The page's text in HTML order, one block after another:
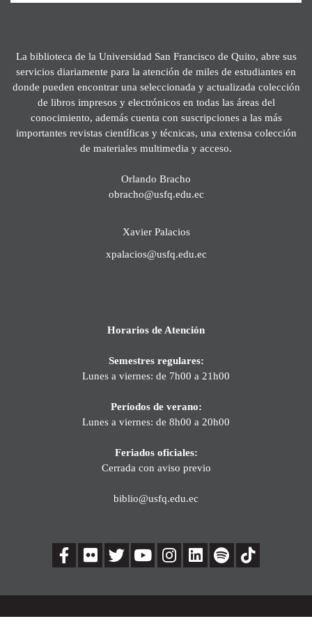
La biblioteca de la Universidad San Francisco de Quito, abre sus
servicios diariamente para la atención de miles de estudiantes en
donde pueden encontrar una seleccionada y actualizada colección
de libros impresos y electrónicos en todas las áreas del
conocimiento, además cuenta con suscripciones a las más
importantes revistas científicas y técnicas, una extensa colección
de materiales multimedia y acceso.
Orlando Bracho
obracho@usfq.edu.ec
Xavier Palacios
xpalacios@usfq.edu.ec
Horarios de Atención
Semestres regulares:
Lunes a viernes: de 7h00 a 21h00
Períodos de verano:
Lunes a viernes: de 8h00 a 20h00
Feriados oficiales:
Cerrada con aviso previo
biblio@usfq.edu.ec